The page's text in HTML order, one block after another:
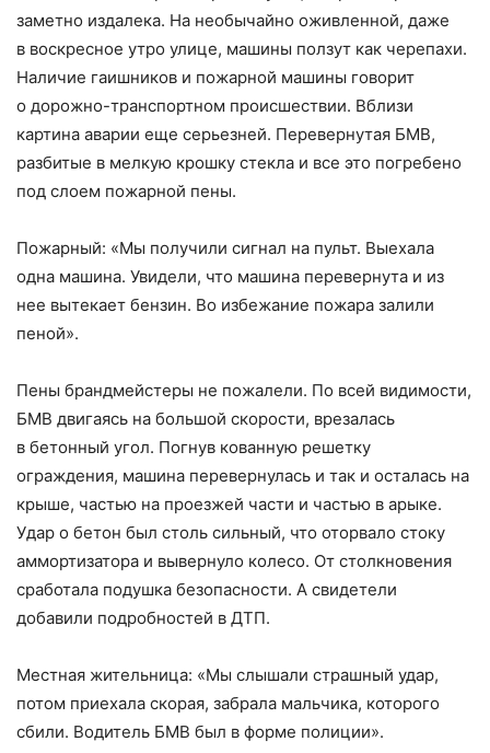
заметно издалека. На необычайно оживленной, даже
в воскресное утро улице, машины ползут как черепахи.
Наличие гаишников и пожарной машины говорит
о дорожно-транспортном происшествии. Вблизи
картина аварии еще серьезней. Перевернутая БМВ,
разбитые в мелкую крошку стекла и все это погребено
под слоем пожарной пены.
Пожарный: «Мы получили сигнал на пульт. Выехала
одна машина. Увидели, что машина перевернута и из
нее вытекает бензин. Во избежание пожара залили
пеной».
Пены брандмейстеры не пожалели. По всей видимости,
БМВ двигаясь на большой скорости, врезалась
в бетонный угол. Погнув кованную решетку
ограждения, машина перевернулась и так и осталась на
крыше, частью на проезжей части и частью в арыке.
Удар о бетон был столь сильный, что оторвало стоку
аммортизатора и вывернуло колесо. От столкновения
сработала подушка безопасности. А свидетели
добавили подробностей в ДТП.
Местная жительница: «Мы слышали страшный удар,
потом приехала скорая, забрала мальчика, которого
сбили. Водитель БМВ был в форме полиции».